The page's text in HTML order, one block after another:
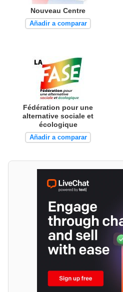
Nouveau Centre
Añadir a comparar
Fédération pour une
alternative sociale et
écologique
Añadir a comparar